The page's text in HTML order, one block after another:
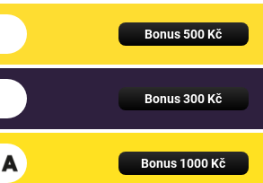
Bonus 500 Kč
Bonus 300 Kč
Bonus 1000 Kč